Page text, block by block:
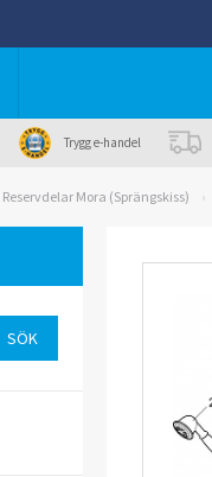
Trygg e-handel
Reservdelar Mora (Sprängskiss)